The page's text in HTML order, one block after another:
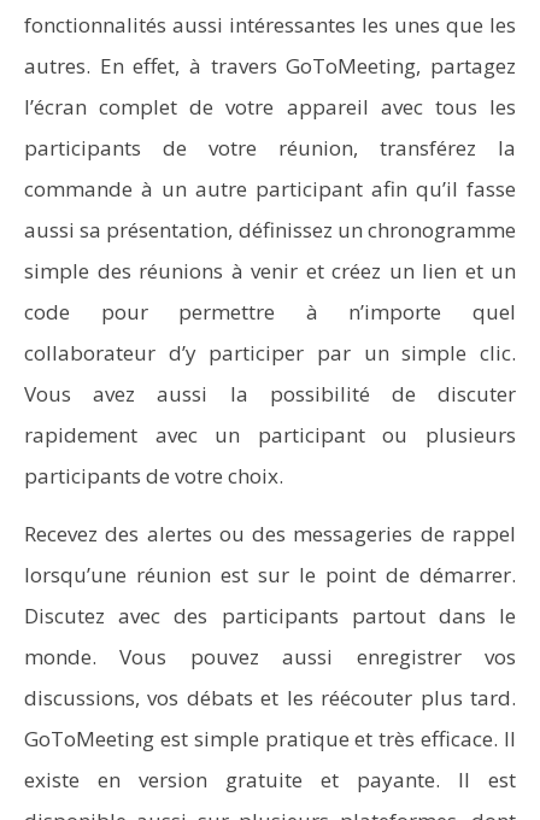
fonctionnalités aussi intéressantes les unes que les
autres. En effet, à travers GoToMeeting, partagez
l’écran complet de votre appareil avec tous les
participants de votre réunion, transférez la
commande à un autre participant afin qu’il fasse
aussi sa présentation, définissez un chronogramme
simple des réunions à venir et créez un lien et un
code pour permettre à n’importe quel
collaborateur d’y participer par un simple clic.
Vous avez aussi la possibilité de discuter
rapidement avec un participant ou plusieurs
participants de votre choix.
Recevez des alertes ou des messageries de rappel
lorsqu’une réunion est sur le point de démarrer.
Discutez avec des participants partout dans le
monde. Vous pouvez aussi enregistrer vos
discussions, vos débats et les réécouter plus tard.
GoToMeeting est simple pratique et très efficace. Il
existe en version gratuite et payante. Il est